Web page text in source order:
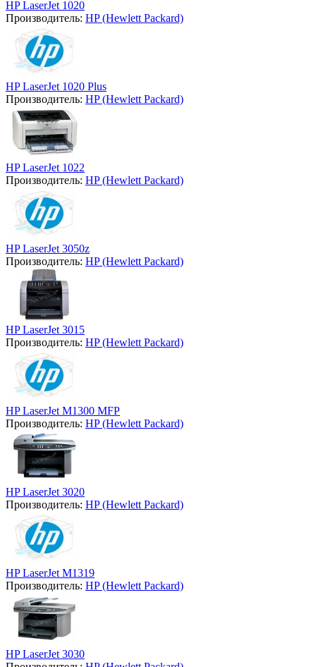
HP LaserJet 1020
Производитель: HP (Hewlett Packard)
HP LaserJet 1020 Plus
Производитель: HP (Hewlett Packard)
HP LaserJet 1022
Производитель: HP (Hewlett Packard)
HP LaserJet 3050z
Производитель: HP (Hewlett Packard)
HP LaserJet 3015
Производитель: HP (Hewlett Packard)
HP LaserJet M1300 MFP
Производитель: HP (Hewlett Packard)
HP LaserJet 3020
Производитель: HP (Hewlett Packard)
HP LaserJet M1319
Производитель: HP (Hewlett Packard)
HP LaserJet 3030